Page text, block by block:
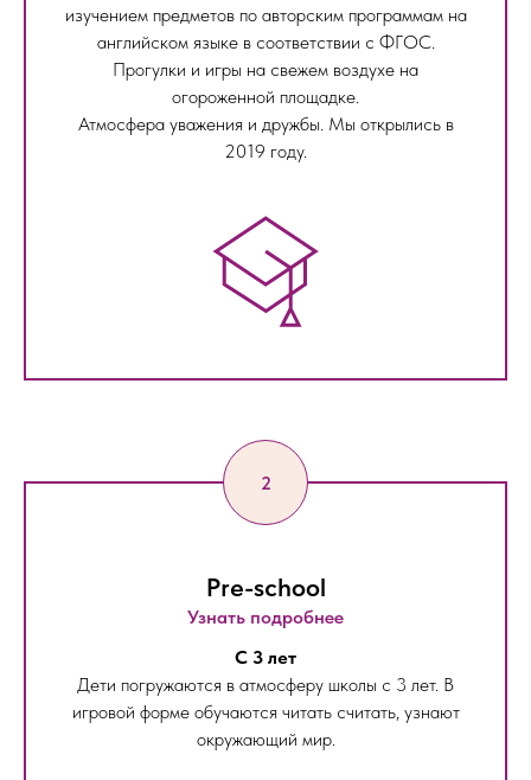
изучением предметов по авторским программам на
английском языке в соответствии с ФГОС.
Прогулки и игры на свежем воздухе на
огороженной площадке.
Атмосфера уважения и дружбы. Мы открылись в
2019 году.
Pre-school
Узнать подробнее
С 3 лет
Дети погружаются в атмосферу школы с 3 лет. В
игровой форме обучаются читать считать, узнают
окружающий мир.